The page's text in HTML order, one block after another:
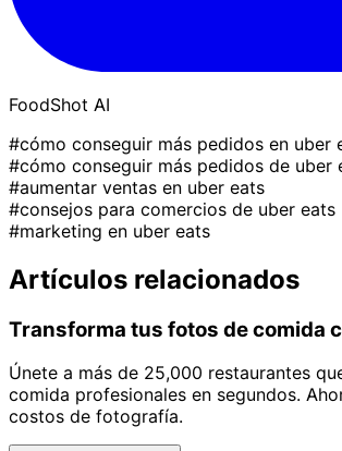
FoodShot AI
#cómo conseguir más pedidos en uber
#cómo conseguir más pedidos de uber
#aumentar ventas en uber eats
#consejos para comercios de uber eats
#marketing en uber eats
Artículos relacionados
Transforma tus fotos de comida
Únete a más de 25,000 restaurantes
comida profesionales en segundos.
costos de fotografía.